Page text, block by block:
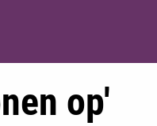
op'